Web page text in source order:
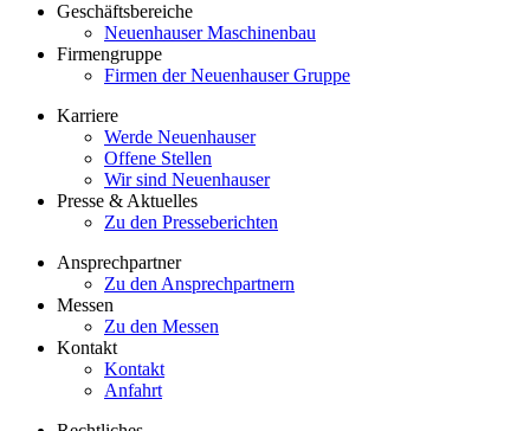
Geschäftsbereiche
Neuenhauser Maschinenbau
Firmengruppe
Firmen der Neuenhauser Gruppe
Karriere
Werde Neuenhauser
Offene Stellen
Wir sind Neuenhauser
Presse & Aktuelles
Zu den Presseberichten
Ansprechpartner
Zu den Ansprechpartnern
Messen
Zu den Messen
Kontakt
Kontakt
Anfahrt